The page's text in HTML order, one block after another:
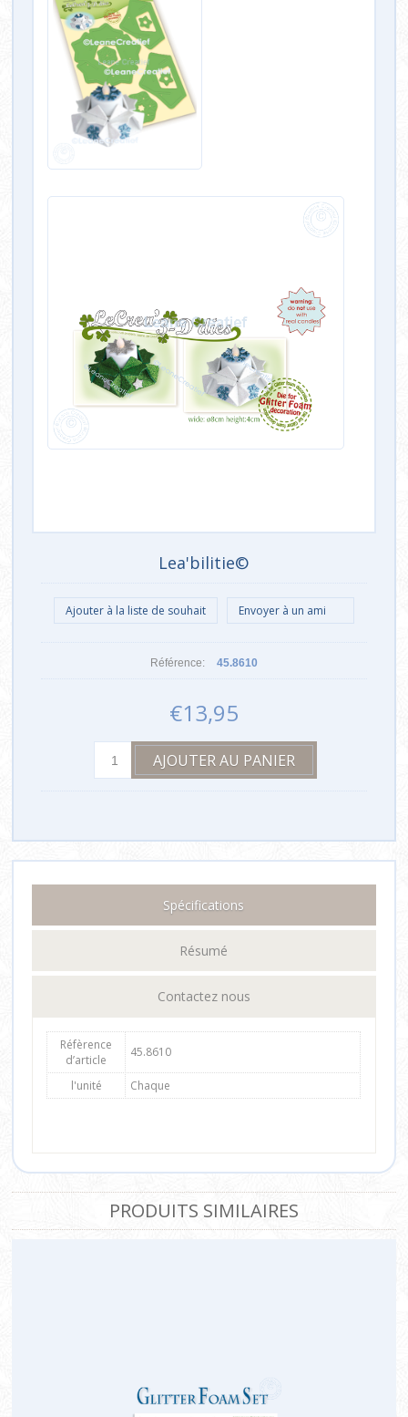
Lea'bilitie©
Référence: 45.8610
€13,95
Spécifications
Résumé
Contactez nous
Réfèrence
d’article
45.8610
l'unité Chaque
PRODUITS SIMILAIRES